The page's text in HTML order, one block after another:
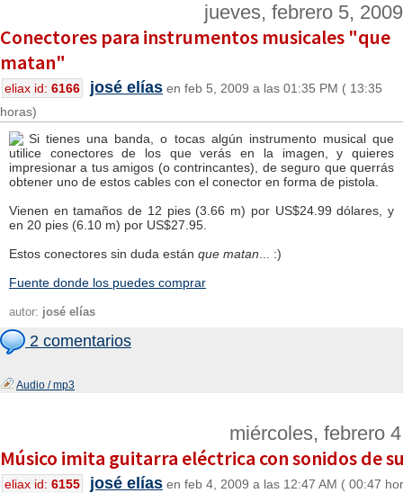
jueves, febrero 5, 2009
Conectores para instrumentos musicales "que
matan"
eliax id: 6166 josé elías en feb 5, 2009 a las 01:35 PM ( 13:35
horas)
Si tienes una banda, o tocas algún instrumento musical que
utilice conectores de los que verás en la imagen, y quieres
impresionar a tus amigos (o contrincantes), de seguro que querrás
obtener uno de estos cables con el conector en forma de pistola.
Vienen en tamaños de 12 pies (3.66 m) por US$24.99 dólares, y
en 20 pies (6.10 m) por US$27.95.
Estos conectores sin duda están que matan ... :)
Fuente donde los puedes comprar
autor: josé elías
2 comentarios
Audio / mp3
miércoles, febrero
Músico imita guitarra eléctrica con sonidos de
eliax id: 6155 josé elías en feb 4, 2009 a las 12:47 AM ( 00:47